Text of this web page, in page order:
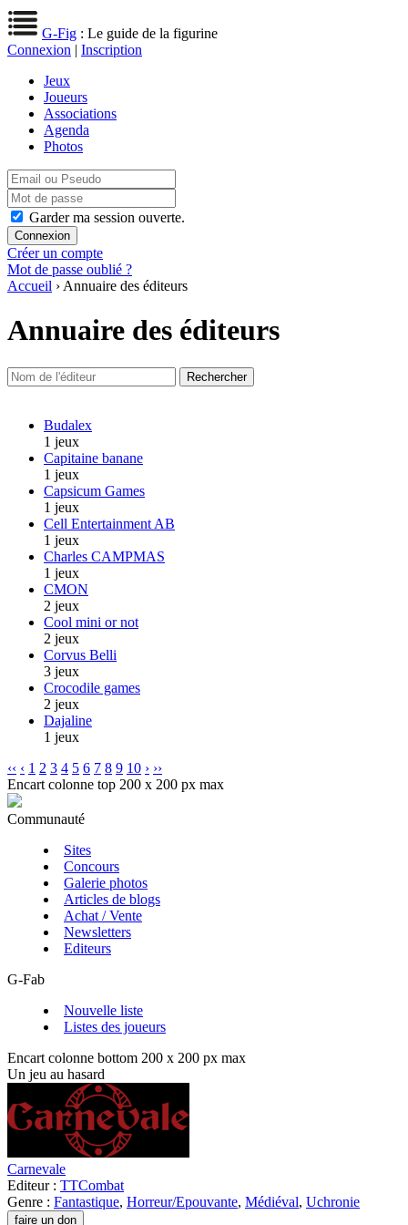
G-Fig : Le guide de la figurine
Connexion | Inscription
Jeux
Joueurs
Associations
Agenda
Photos
Garder ma session ouverte.
Créer un compte
Mot de passe oublié ?
Accueil › Annuaire des éditeurs
Annuaire des éditeurs
Budalex
1 jeux
Capitaine banane
1 jeux
Capsicum Games
1 jeux
Cell Entertainment AB
1 jeux
Charles CAMPMAS
1 jeux
CMON
2 jeux
Cool mini or not
2 jeux
Corvus Belli
3 jeux
Crocodile games
2 jeux
Dajaline
1 jeux
‹‹ ‹ 1 2 3 4 5 6 7 8 9 10 › ››
Encart colonne top 200 x 200 px max
Communauté
Sites
Concours
Galerie photos
Articles de blogs
Achat / Vente
Newsletters
Editeurs
G-Fab
Nouvelle liste
Listes des joueurs
Encart colonne bottom 200 x 200 px max
Un jeu au hasard
Carnevale
Editeur : TTCombat
Genre : Fantastique, Horreur/Epouvante, Médiéval, Uchronie